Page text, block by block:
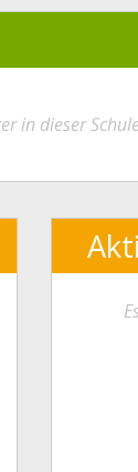
in dieser